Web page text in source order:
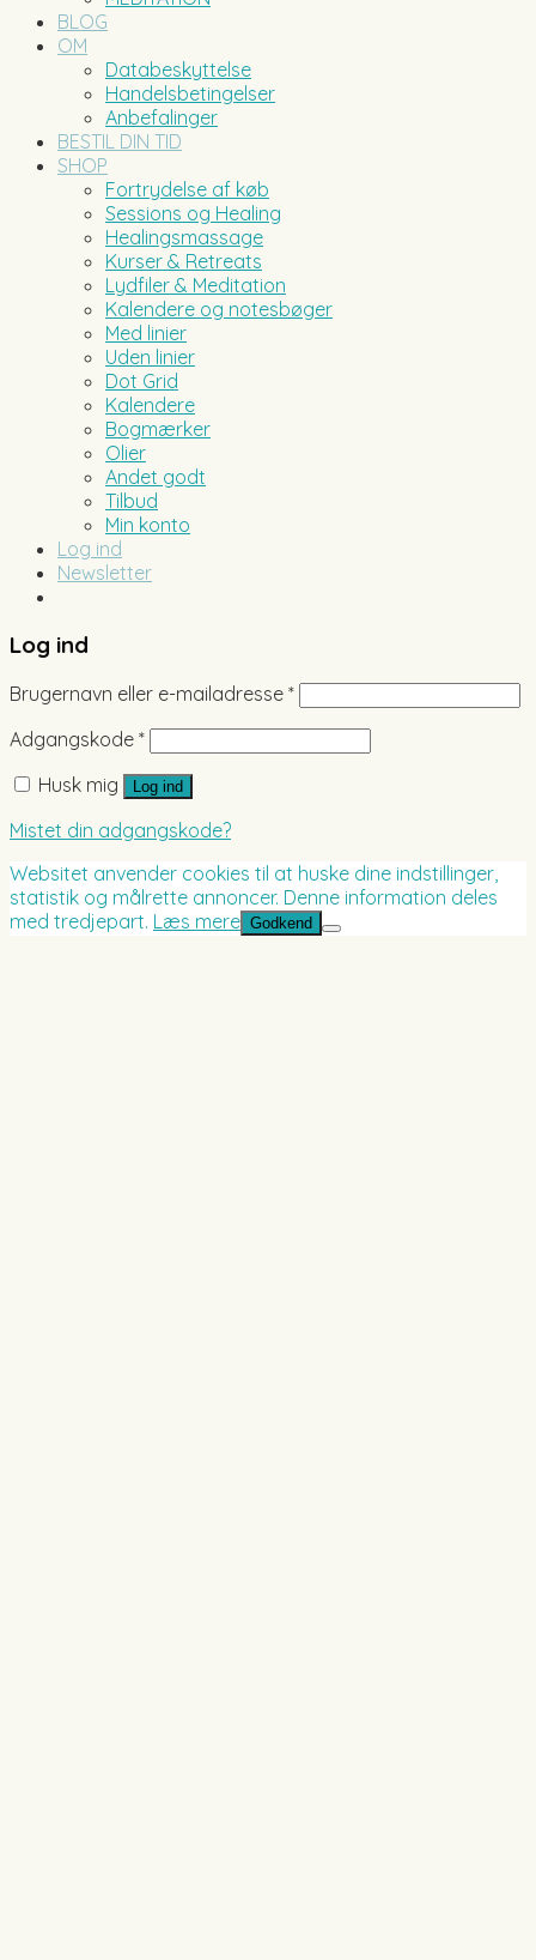
BLOG
OM
Databeskyttelse
Handelsbetingelser
Anbefalinger
BESTIL DIN TID
SHOP
Fortrydelse af køb
Sessions og Healing
Healingsmassage
Kurser & Retreats
Lydfiler & Meditation
Kalendere og notesbøger
Med linier
Uden linier
Dot Grid
Kalendere
Bogmærker
Olier
Andet godt
Tilbud
Min konto
Log ind
Newsletter
Log ind
Brugernavn eller e-mailadresse *
Adgangskode *
Husk mig
Log ind
Mistet din adgangskode?
Websitet anvender cookies til at huske dine indstillinger,
statistik og målrette annoncer. Denne information deles
med tredjepart. Læs mere Godkend